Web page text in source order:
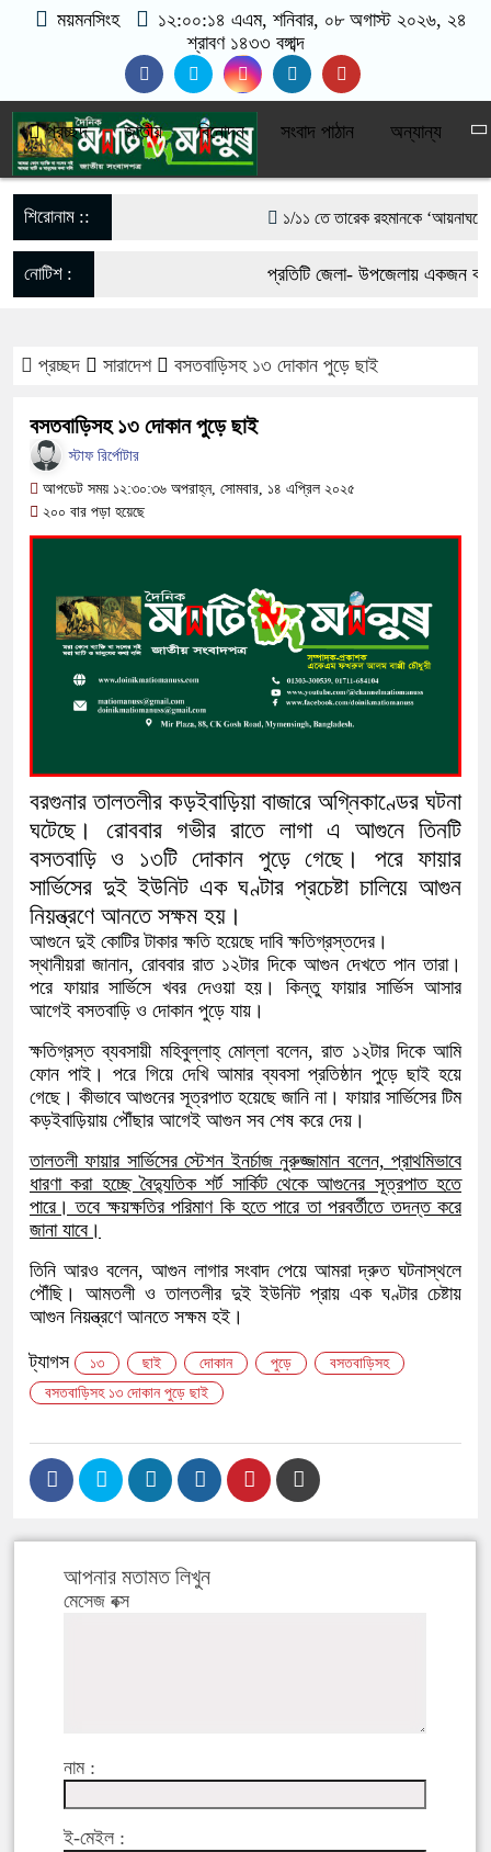
ময়মনসিংহ ১২:০০:১৫ এএম, শনিবার, ০৮ অগাস্ট ২০২৬, ২৪
শ্রাবণ ১৪৩৩ বঙ্গাব্দ
প্রচ্ছদ জাতীয় বিনোদন সংবাদ পাঠান অন্যান্য
শিরোনাম :: ১/১১ তে তারেক রহমানকে ‘আয়নাঘরে’
গণঅভ্যুত্থানের সঙ্গে প্রথম বেইমানি
সরকারের কাজে কোনো গাফিলতি হলে
সামাজিক অপরাধ প্রতিরোধে কেন্দুয়ায়
গড়ার আহ্বান
নেত্রকোনায় অগ্নিকাণ্ডে ক্ষতিগ্রস্ত
একটি চিঠিই বদলে দিল ৫ম শ্রেণির
শাস্তির বদলে সাভারের ওসি পদে
পড়েছে মেহেরপুরবাসী
দিনাজপুর পলিটেকনিক ইনস্টিটিউটের
আনুষ্ঠানিক উদ্বোধন
পূর্বধলায় কেন্দ্রীয় মন্দিরের ৭১ সদস্যের
নোটিশ : প্রতিটি জেলা- উপজেলায় একজন
017-11684104, 013-
প্রচ্ছদ সারাদেশ বসতবাড়িসহ ১৩ দোকান পুড়ে ছাই
বসতবাড়িসহ ১৩ দোকান পুড়ে ছাই
স্টাফ রির্পোটার
আপডেট সময় ১২:৩০:৩৬ অপরাহ্ন, সোমবার, ১৪ এপ্রিল ২০২৫
২০০ বার পড়া হয়েছে
বরগুনার তালতলীর কড়ইবাড়িয়া বাজারে অগ্নিকাণ্ডের ঘটনা
ঘটেছে। রোববার গভীর রাতে লাগা এ আগুনে তিনটি
বসতবাড়ি ও ১৩টি দোকান পুড়ে গেছে। পরে ফায়ার
সার্ভিসের দুই ইউনিট এক ঘণ্টার প্রচেষ্টা চালিয়ে আগুন
নিয়ন্ত্রণে আনতে সক্ষম হয়।
আগুনে দুই কোটির টাকার ক্ষতি হয়েছে দাবি ক্ষতিগ্রস্তদের।
স্থানীয়রা জানান, রোববার রাত ১২টার দিকে আগুন দেখতে পান তারা।
পরে ফায়ার সার্ভিসে খবর দেওয়া হয়। কিন্তু ফায়ার সার্ভিস আসার
আগেই বসতবাড়ি ও দোকান পুড়ে যায়।
ক্ষতিগ্রস্ত ব্যবসায়ী মহিবুল্লাহ্ মোল্লা বলেন, রাত ১২টার দিকে আমি
ফোন পাই। পরে গিয়ে দেখি আমার ব্যবসা প্রতিষ্ঠান পুড়ে ছাই হয়ে
গেছে। কীভাবে আগুনের সূত্রপাত হয়েছে জানি না। ফায়ার সার্ভিসের টিম
কড়ইবাড়িয়ায় পৌঁছার আগেই আগুন সব শেষ করে দেয়।
তালতলী ফায়ার সার্ভিসের স্টেশন ইনর্চাজ নুরুজ্জামান বলেন, প্রাথমিভাবে
ধারণা করা হচ্ছে বৈদ্যুতিক শর্ট সার্কিট থেকে আগুনের সূত্রপাত হতে
পারে। তবে ক্ষয়ক্ষতির পরিমাণ কি হতে পারে তা পরবর্তীতে তদন্ত করে
জানা যাবে।
তিনি আরও বলেন, আগুন লাগার সংবাদ পেয়ে আমরা দ্রুত ঘটনাস্থলে
পৌঁছি। আমতলী ও তালতলীর দুই ইউনিট প্রায় এক ঘণ্টার চেষ্টায়
আগুন নিয়ন্ত্রণে আনতে সক্ষম হই।
ট্যাগস ১৩ ছাই দোকান পুড়ে
বসতবাড়িসহ
বসতবাড়িসহ ১৩ দোকান পুড়ে ছাই
আপনার মতামত লিখুন
মেসেজ বক্স
নাম :
ই-মেইল :